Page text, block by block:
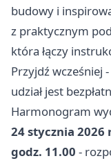
budowy i
z praktycznym
która łączy
Przyjdź wcześniej
udział jest
Harmonogram
24 stycznia 2026
godz. 11.00 -